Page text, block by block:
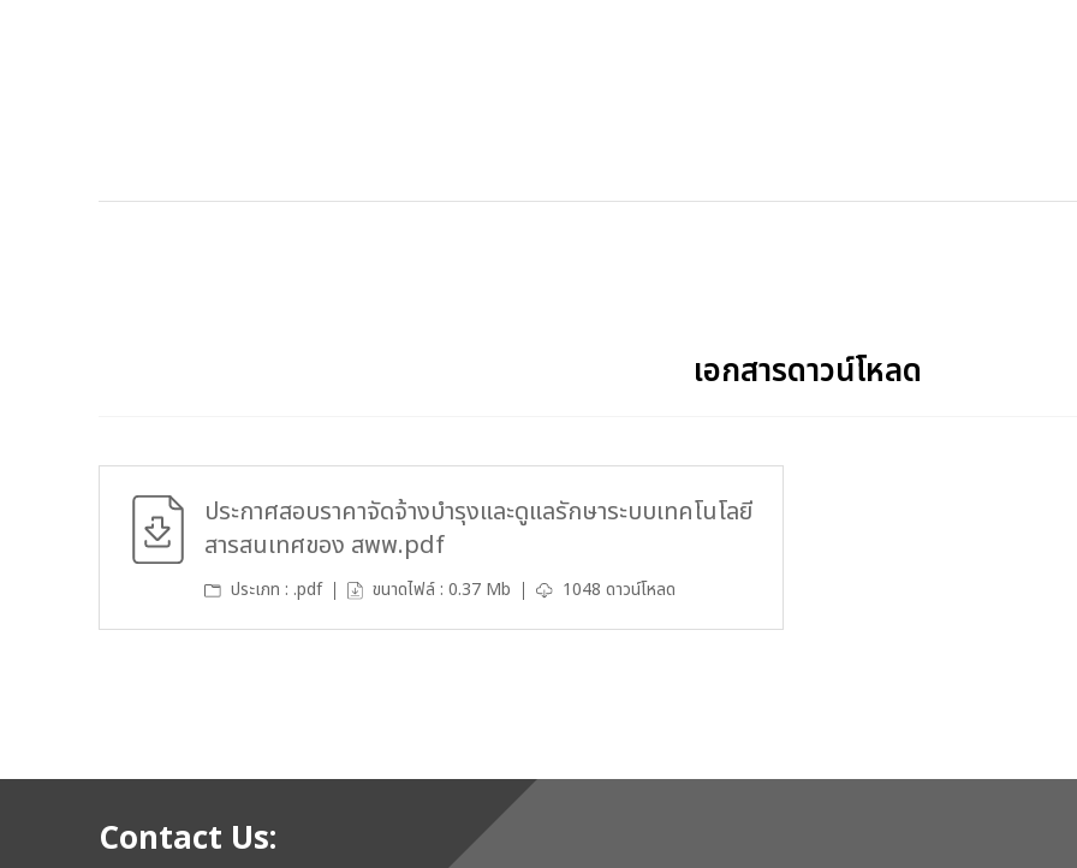
เอกสารดาวน์โหลด
ประกาศสอบราคาจัดจ้างบำรุงและดูแลรักษาระบบเทคโนโลยี
สารสนเทศของ สพพ.pdf
ประเภท : .pdf ขนาดไฟล์ : 0.37 Mb 1048 ดาวน์โหลด
Contact Us: